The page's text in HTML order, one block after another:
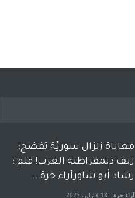
معاناة زلزال سوريّة تفضح:
زيف ديمقراطية الغرب! قلم :
رشاد أبو شاورآراء حرة ..
آراء حرة 18 فبراير، 2023